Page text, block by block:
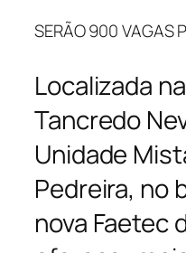
SERÃO 900 VAGAS
Localizada
Tancredo
Unidade
Pedreira, no
nova Faetec